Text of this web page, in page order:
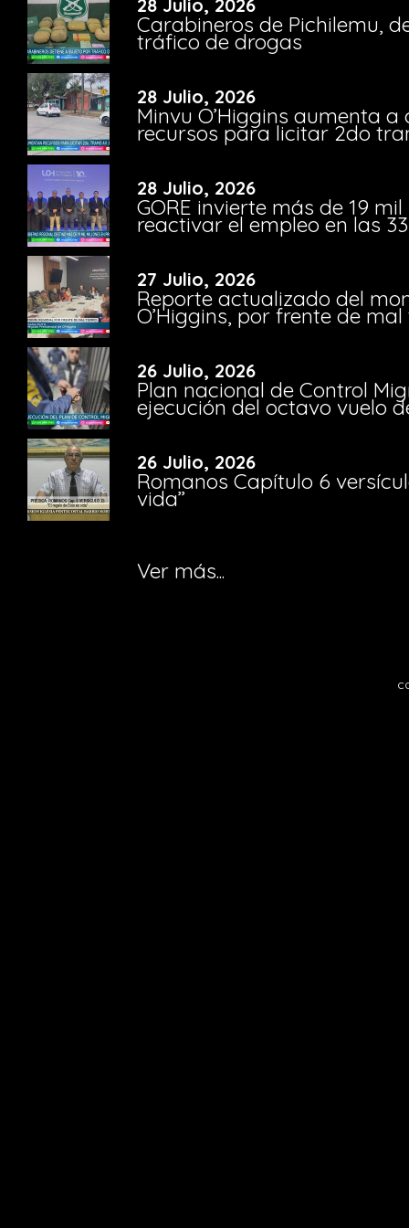
28 Julio, 2026
Carabineros de Pichilemu,
tráfico de drogas
28 Julio, 2026
Minvu O’Higgins aumenta a
recursos para licitar 2do
28 Julio, 2026
GORE invierte más de 19
reactivar el empleo en las
27 Julio, 2026
Reporte actualizado del
O’Higgins, por frente de
26 Julio, 2026
Plan nacional de Control
ejecución del octavo vuelo
26 Julio, 2026
Romanos Capítulo 6
vida”
Ver más...